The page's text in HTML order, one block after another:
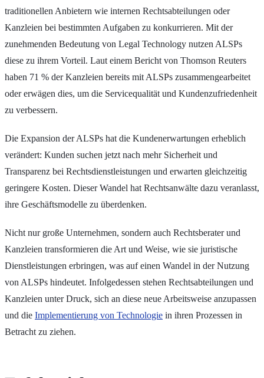
traditionellen Anbietern wie internen Rechtsabteilungen oder
Kanzleien bei bestimmten Aufgaben zu konkurrieren. Mit der
zunehmenden Bedeutung von Legal Technology nutzen ALSPs
diese zu ihrem Vorteil. Laut einem Bericht von Thomson Reuters
haben 71 % der Kanzleien bereits mit ALSPs zusammengearbeitet
oder erwägen dies, um die Servicequalität und Kundenzufriedenheit
zu verbessern.
Die Expansion der ALSPs hat die Kundenerwartungen erheblich
verändert: Kunden suchen jetzt nach mehr Sicherheit und
Transparenz bei Rechtsdienstleistungen und erwarten gleichzeitig
geringere Kosten. Dieser Wandel hat Rechtsanwälte dazu veranlasst,
ihre Geschäftsmodelle zu überdenken.
Nicht nur große Unternehmen, sondern auch Rechtsberater und
Kanzleien transformieren die Art und Weise, wie sie juristische
Dienstleistungen erbringen, was auf einen Wandel in der Nutzung
von ALSPs hindeutet. Infolgedessen stehen Rechtsabteilungen und
Kanzleien unter Druck, sich an diese neue Arbeitsweise anzupassen
und die Implementierung von Technologie in ihren Prozessen in
Betracht zu ziehen.